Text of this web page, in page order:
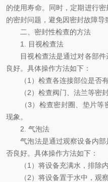
的使用寿命。同时，定期进行
的密封问题，避免因密封故障导
二、密封性检查的方法
1. 目视检查法
目视检查法是通过对各部件
良好。具体操作方法如下：
（1）检查各连接部位是否有
（2）检查阀门、法兰等密封
（3）检查密封圈、垫片等
现象。
2. 气泡法
气泡法是通过观察设备内部
否良好。具体操作方法如下：
（1）将设备充满水，排除内
（2）将设备置于水中，观察